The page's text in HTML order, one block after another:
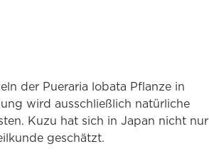
der Pueraria lobata Pflanze in
wird ausschließlich natürliche
Kuzu hat sich in Japan nicht nur
geschätzt.